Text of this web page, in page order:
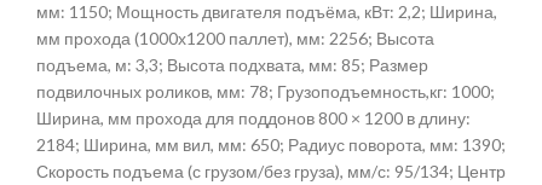
мм: 1150; Мощность двигателя подъёма, кВт: 2,2; Ширина,
мм прохода (1000х1200 паллет), мм: 2256; Высота
подъема, м: 3,3; Высота подхвата, мм: 85; Размер
подвилочных роликов, мм: 78; Грузоподъемность,кг: 1000;
Ширина, мм прохода для поддонов 800 × 1200 в длину:
2184; Ширина, мм вил, мм: 650; Радиус поворота, мм: 1390;
Скорость подъема (с грузом/без груза), мм/с: 95/134; Центр